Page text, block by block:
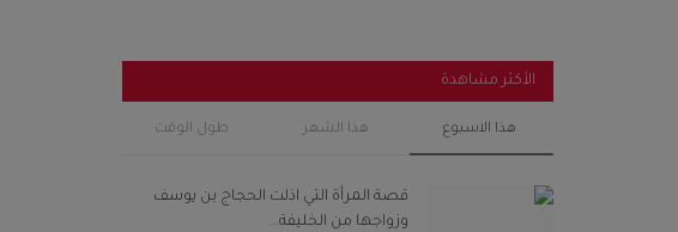
الأكثر مشاهدة
هذا الاسبوع هذا الشهر طول الوقت
قصة المرأة التي اذلت الحجاج بن يوسف
وزواجها من الخليفة...